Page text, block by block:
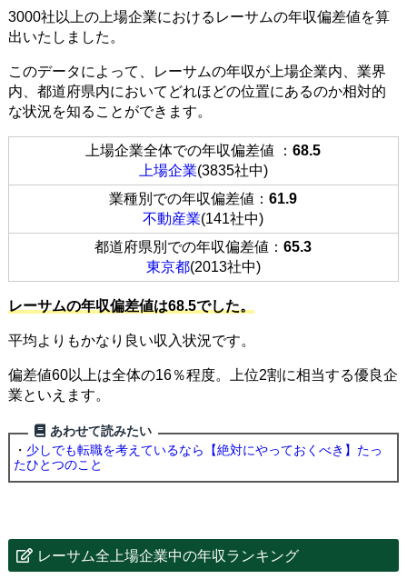
3000社以上の上場企業におけるレーサムの年収偏差値を算
出いたしました。
このデータによって、レーサムの年収が上場企業内、業界
内、都道府県内においてどれほどの位置にあるのか相対的
な状況を知ることができます。
上場企業全体での年収偏差値 ：68.5
上場企業(3835社中)
業種別での年収偏差値：61.9
不動産業(141社中)
都道府県別での年収偏差値：65.3
東京都(2013社中)
レーサムの年収偏差値は68.5でした。
平均よりもかなり良い収入状況です。
偏差値60以上は全体の16％程度。上位2割に相当する優良企
業といえます。
あわせて読みたい
・ 少しでも転職を考えているなら【絶対にやっておくべき】たっ
たひとつのこと
レーサム全上場企業中の年収ランキング